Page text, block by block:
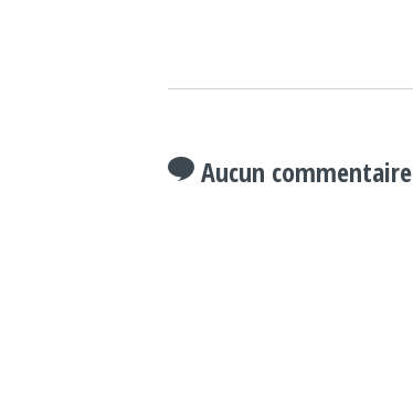
Aucun commentaire